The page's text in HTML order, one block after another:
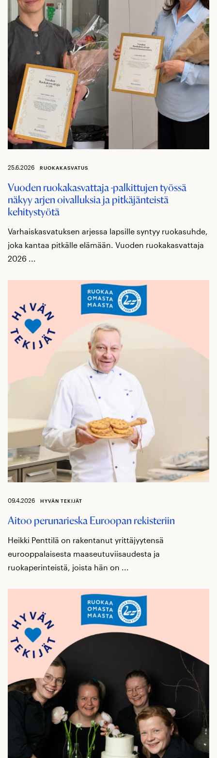
25.6.2026 RUOKAKASVATUS
Vuoden ruokakasvattaja -palkittujen työssä
näkyy arjen oivalluksia ja pitkäjänteistä
kehitystyötä
Varhaiskasvatuksen arjessa lapsille syntyy ruokasuhde,
joka kantaa pitkälle elämään. Vuoden ruokakasvattaja
2026 ...
09.4.2026 HYVÄN TEKIJÄT
Aitoo perunarieska Euroopan rekisteriin
Heikki Penttilä on rakentanut yrittäjyytensä
eurooppalaisesta maaseutuviisaudesta ja
ruokaperinteistä, joista hän on ...